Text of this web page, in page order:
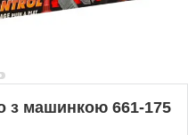
з машинкою 661-175